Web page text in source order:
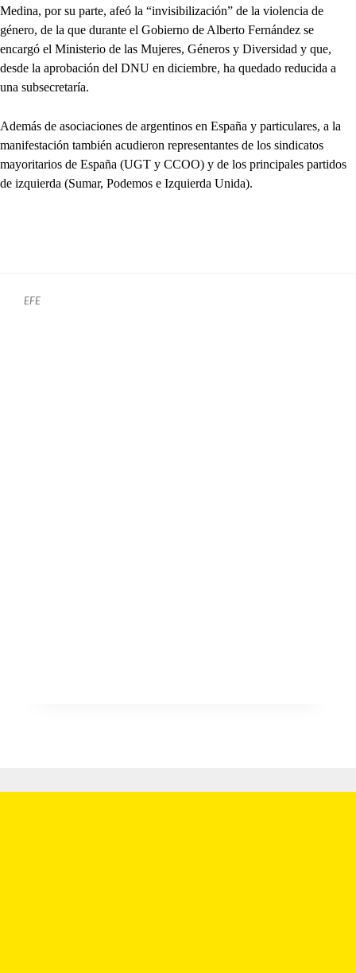
Medina, por su parte, afeó la “invisibilización” de la violencia de
género, de la que durante el Gobierno de Alberto Fernández se
encargó el Ministerio de las Mujeres, Géneros y Diversidad y que,
desde la aprobación del DNU en diciembre, ha quedado reducida a
una subsecretaría.
Además de asociaciones de argentinos en España y particulares, a la
manifestación también acudieron representantes de los sindicatos
mayoritarios de España (UGT y CCOO) y de los principales partidos
de izquierda (Sumar, Podemos e Izquierda Unida).
EFE